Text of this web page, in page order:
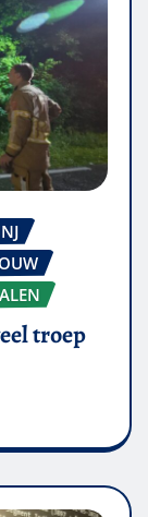
troep